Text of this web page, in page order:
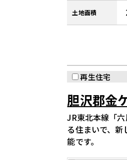
土地面積
再生住宅
胆沢郡金
JR東北本線「
る住まいで、
能です。